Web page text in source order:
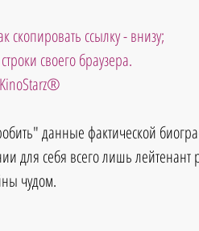
скопировать ссылку - внизу;
своего браузера.
данные фактической
для себя всего лишь лейтенант
чудом.